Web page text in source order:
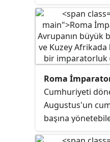
1950'lerin
(1951-1952)
liginde her
Roma
Cumhuriyeti
Augustus'un
başına